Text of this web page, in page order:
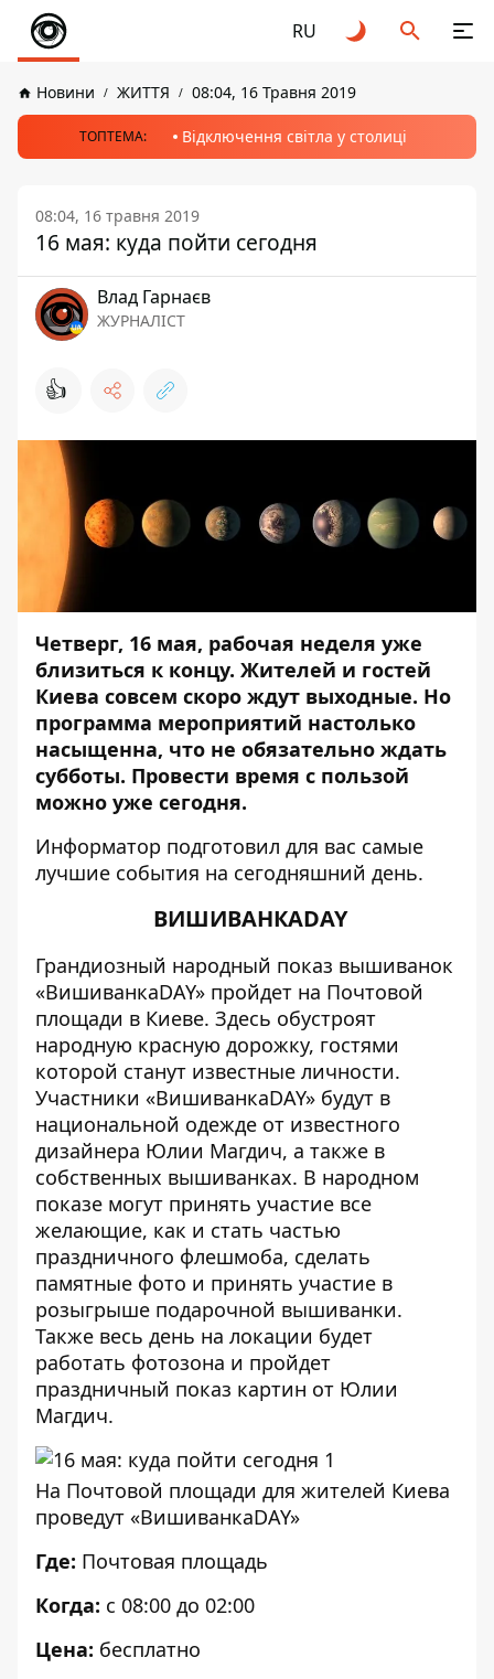
RU
Новини ЖИТТЯ 08:04, 16 Травня 2019
ТОПТЕМА: Відключення світла у столиці
08:04, 16 травня 2019
16 мая: куда пойти сегодня
Влад Гарнаєв
ЖУРНАЛІСТ
👍
Четверг, 16 мая, рабочая неделя уже
близиться к концу. Жителей и гостей
Киева совсем скоро ждут выходные. Но
программа мероприятий настолько
насыщенна, что не обязательно ждать
субботы. Провести время с пользой
можно уже сегодня.
Информатор подготовил для вас самые
лучшие события на сегодняшний день.
ВИШИВАНКАDAY
Грандиозный народный показ вышиванок
«ВишиванкаDAY» пройдет на Почтовой
площади в Киеве. Здесь обустроят
народную красную дорожку, гостями
которой станут известные личности.
Участники «ВишиванкаDAY» будут в
национальной одежде от известного
дизайнера Юлии Магдич, а также в
собственных вышиванках. В народном
показе могут принять участие все
желающие, как и стать частью
праздничного флешмоба, сделать
памятные фото и принять участие в
розыгрыше подарочной вышиванки.
Также весь день на локации будет
работать фотозона и пройдет
праздничный показ картин от Юлии
Магдич.
На Почтовой площади для жителей Киева
проведут «ВишиванкаDAY»
Где: Почтовая площадь
Когда: с 08:00 до 02:00
Цена: бесплатно